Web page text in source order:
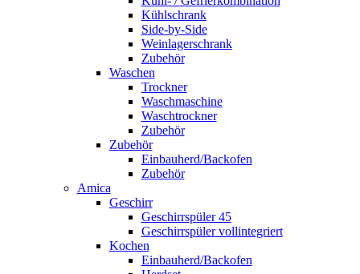
Kühlschrank
Side-by-Side
Weinlagerschrank
Zubehör
Waschen
Trockner
Waschmaschine
Waschtrockner
Zubehör
Zubehör
Einbauherd/Backofen
Zubehör
Amica
Geschirr
Geschirrspüler 45
Geschirrspüler vollintegriert
Kochen
Einbauherd/Backofen